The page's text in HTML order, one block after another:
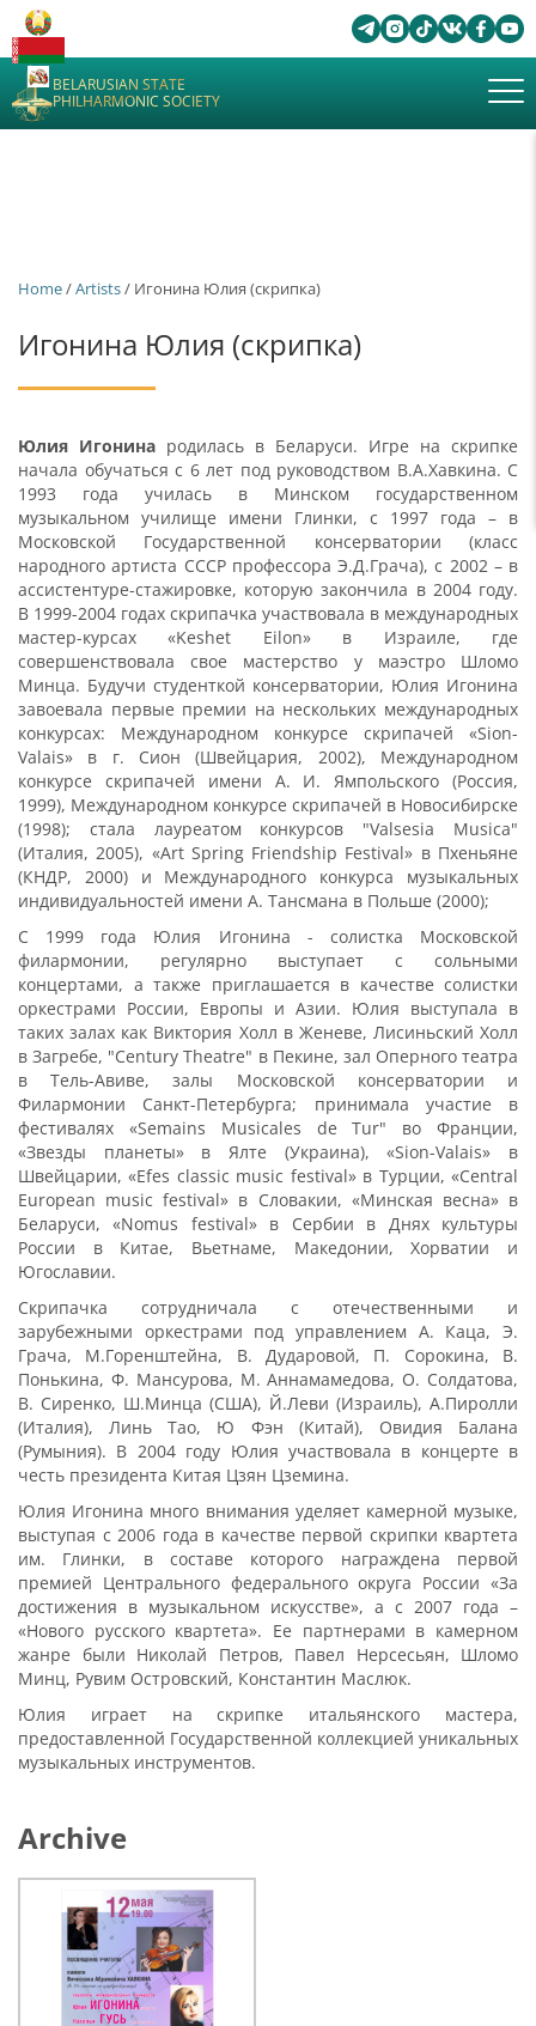
BELARUSIAN STATE
PHILHARMONIC SOCIETY
Home/Artists/ Игонина Юлия (скрипка)
Игонина Юлия (скрипка)
Юлия Игонина родилась в Беларуси. Игре на скрипке
начала обучаться с 6 лет под руководством В.А.Хавкина. C
1993 года училась в Минском государственном
музыкальном училище имени Глинки, с 1997 года – в
Московской Государственной консерватории (класс
народного артиста СССР профессора Э.Д.Грача), с 2002 – в
ассистентуре-стажировке, которую закончила в 2004 году.
В 1999-2004 годах скрипачка участвовала в международных
мастер-курсах «Keshet Eilon» в Израиле, где
совершенствовала свое мастерство у маэстро Шломо
Минца. Будучи студенткой консерватории, Юлия Игонина
завоевала первые премии на нескольких международных
конкурсах: Международном конкурсе скрипачей «Sion-
Valais» в г. Сион (Швейцария, 2002), Международном
конкурсе скрипачей имени А. И. Ямпольского (Россия,
1999), Международном конкурсе скрипачей в Новосибирске
(1998); стала лауреатом конкурсов "Valsesia Musica"
(Италия, 2005), «Art Spring Friendship Festival» в Пхеньяне
(КНДР, 2000) и Международного конкурса музыкальных
индивидуальностей имени А. Тансмана в Польше (2000);
С 1999 года Юлия Игонина - солистка Московской
филармонии, регулярно выступает с сольными
концертами, а также приглашается в качестве солистки
оркестрами России, Европы и Азии. Юлия выступала в
таких залах как Виктория Холл в Женеве, Лисиньский Холл
в Загребе, "Century Theatre" в Пекине, зал Оперного театра
в Тель-Авиве, залы Московской консерватории и
Филармонии Санкт-Петербурга; принимала участие в
фестивалях «Semains Musicales de Tur" во Франции,
«Звезды планеты» в Ялте (Украина), «Sion-Valais» в
Швейцарии, «Efes classic music festival» в Турции, «Central
European music festival» в Словакии, «Минская весна» в
Беларуси, «Nomus festival» в Сербии в Днях культуры
России в Китае, Вьетнаме, Македонии, Хорватии и
Югославии.
Скрипачка сотрудничала с отечественными и
зарубежными оркестрами под управлением А. Каца, Э.
Грача, М.Горенштейна, В. Дударовой, П. Сорокина, В.
Понькина, Ф. Мансурова, М. Аннамамедова, О. Солдатова,
В. Сиренко, Ш.Минца (США), Й.Леви (Израиль), А.Пиролли
(Италия), Линь Тао, Ю Фэн (Китай), Овидия Балана
(Румыния). В 2004 году Юлия участвовала в концерте в
честь президента Китая Цзян Цземина.
Юлия Игонина много внимания уделяет камерной музыке,
выступая с 2006 года в качестве первой скрипки квартета
им. Глинки, в составе которого награждена первой
премией Центрального федерального округа России «За
достижения в музыкальном искусстве», а с 2007 года –
«Нового русского квартета». Ее партнерами в камерном
жанре были Николай Петров, Павел Нерсесьян, Шломо
Минц, Рувим Островский, Константин Маслюк.
Юлия играет на скрипке итальянского мастера,
предоставленной Государственной коллекцией уникальных
музыкальных инструментов.
Archive